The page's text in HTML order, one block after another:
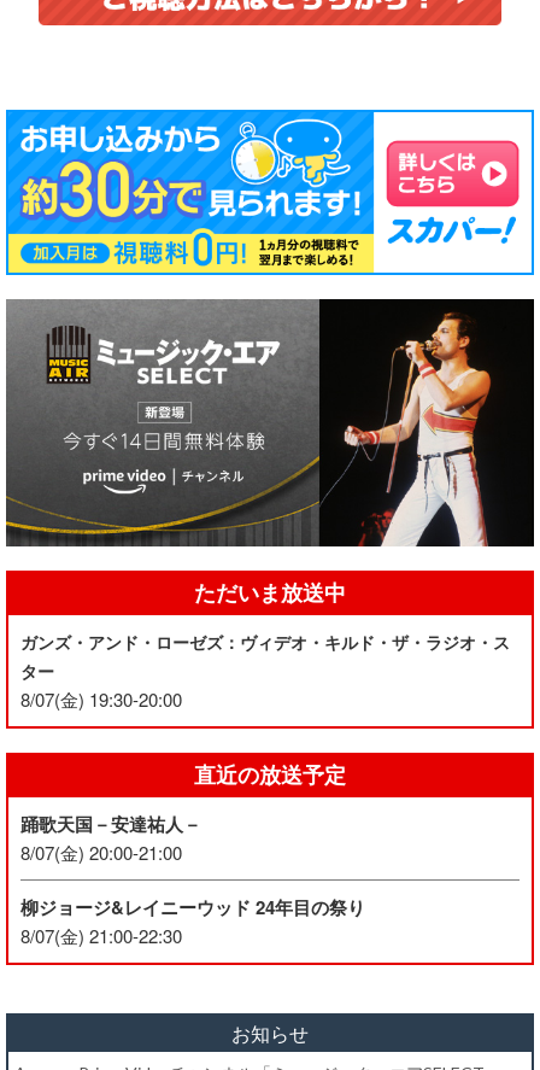
ただいま放送中
ガンズ・アンド・ローゼズ：ヴィデオ・キルド・ザ・ラジオ・ス
ター
8/07(金) 19:30-20:00
直近の放送予定
踊歌天国－安達祐人－
8/07(金) 20:00-21:00
柳ジョージ&レイニーウッド 24年目の祭り
8/07(金) 21:00-22:30
お知らせ